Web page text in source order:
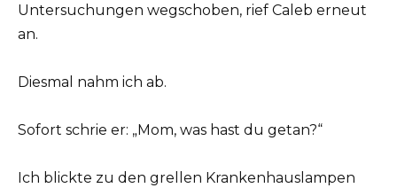
Untersuchungen wegschoben, rief Caleb erneut
an.
Diesmal nahm ich ab.
Sofort schrie er: „Mom, was hast du getan?“
Ich blickte zu den grellen Krankenhauslampen